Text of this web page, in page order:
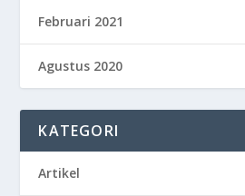
Februari 2021
Agustus 2020
KATEGORI
Artikel